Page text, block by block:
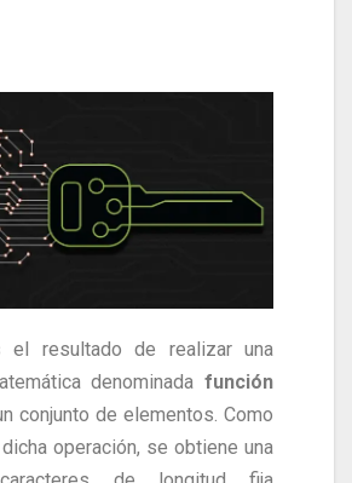
el resultado de realizar una
denominada función
conjunto de elementos. Como
operación, se obtiene una